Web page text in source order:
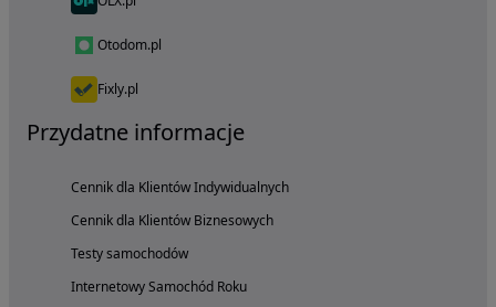
Otodom.pl
Fixly.pl
Przydatne informacje
Cennik dla Klientów Indywidualnych
Cennik dla Klientów Biznesowych
Testy samochodów
Internetowy Samochód Roku